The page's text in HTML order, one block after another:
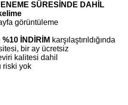
SÜRESİNDE DAHİL
görüntüleme
İNDİRİM karşılaştırıldığında
bir ay ücretsiz
kalitesi dahil
riski yok